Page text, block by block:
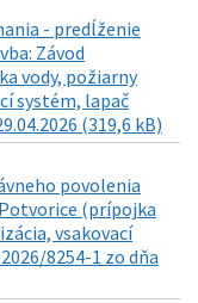
- predĺženie
Závod
vody, požiarny
systém, lapač
(319,6 kB)
povolenia
Potvorice (prípojka
vsakovací
8254-1 zo dňa